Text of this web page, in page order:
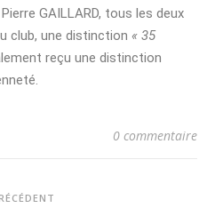
GAILLARD, tous les deux
club, une distinction « 35
reçu une distinction
0 commentaire